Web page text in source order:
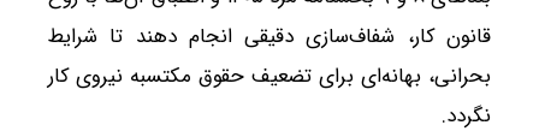
قانون کار، شفاف‌سازی دقیقی انجام دهند تا شرایط
بحرانی، بهانه‌ای برای تضعیف حقوق مکتسبه نیروی کار
نگردد.